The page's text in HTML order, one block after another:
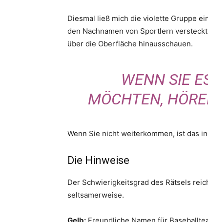
Diesmal ließ mich die violette Gruppe
den Nachnamen von Sportlern
über die Oberfläche hinausschauen.
WENN SIE
MÖCHTEN,
Wenn Sie nicht weiterkommen, ist das
Die Hinweise
Der Schwierigkeitsgrad des Rätsels
seltsamerweise.